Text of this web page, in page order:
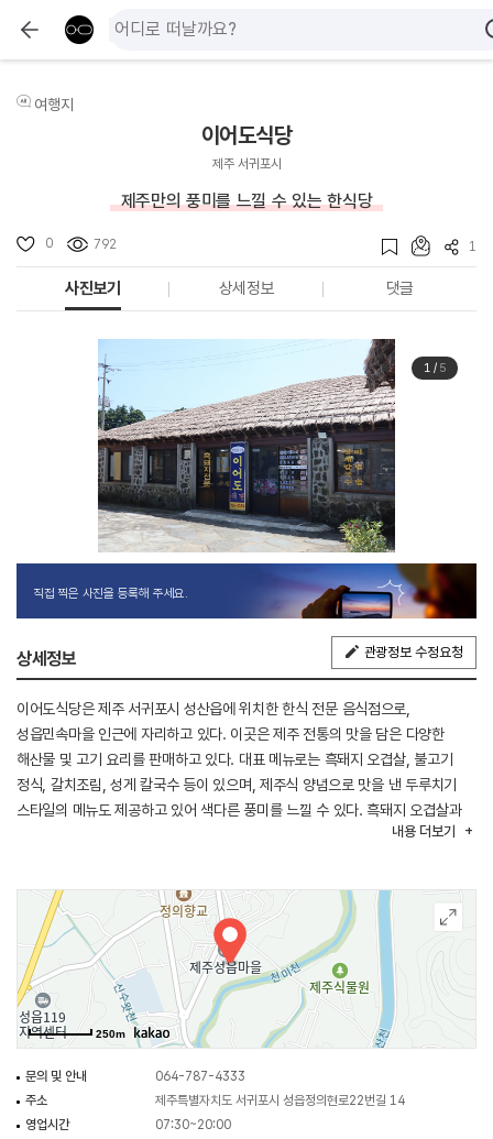
여행지
이어도식당
제주 서귀포시
제주만의 풍미를 느낄 수 있는 한식당
0 792 1
사진보기 상세정보 댓글
1/ 5
직접 찍은 사진을 등록해 주세요.
상세정보 관광정보 수정요청
이어도식당은 제주 서귀포시 성산읍에 위치한 한식 전문 음식점으로,
성읍민속마을 인근에 자리하고 있다. 이곳은 제주 전통의 맛을 담은 다양한
해산물 및 고기 요리를 판매하고 있다. 대표 메뉴로는 흑돼지 오겹살, 불고기
정식, 갈치조림, 성게 칼국수 등이 있으며, 제주식 양념으로 맛을 낸 두루치기
스타일의 메뉴도 제공하고 있어 색다른 풍미를 느낄 수 있다. 흑돼지 오겹살과
더불어 옥돔 정식, 메밀 빈대떡 등 제주 특산 재료를 활용한 메뉴가 다양하게
비해 가격도 합리적이다. 식사를 마친 뒤에는 가까이에 있는 성읍민속마을과
영주산을 함께 둘러볼 수 있어 여행 중 들르기 좋은 위치에 있다.
내용 더보기
250m
문의 및 안내
064-787-4333
주소
제주특별자치도 서귀포시 성읍정의현로22번길 14
영업시간
07:30~20:00